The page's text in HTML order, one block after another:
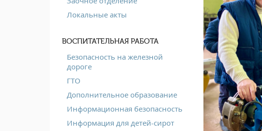
Локальные акты
ВОСПИТАТЕЛЬНАЯ РАБОТА
Безопасность на железной
дороге
ГТО
Дополнительное образование
Информационная безопасность
Информация для детей-сирот